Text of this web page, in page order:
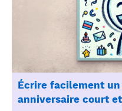
Écrire facilement
anniversaire court